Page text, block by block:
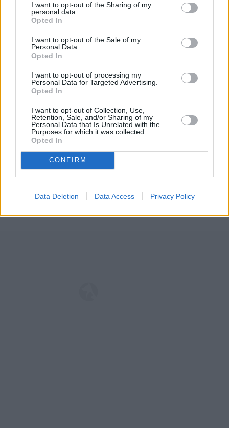
I want to opt-out of the Sharing of my
personal data.
Opted In
I want to opt-out of the Sale of my
Personal Data.
Opted In
I want to opt-out of processing my
Personal Data for Targeted Advertising.
Opted In
I want to opt-out of Collection, Use,
Retention, Sale, and/or Sharing of my
Personal Data that Is Unrelated with the
Purposes for which it was collected.
Opted In
CONFIRM
Data Deletion Data Access Privacy Policy
Popularne gnaty, które wasze babcie rzucały po
obiedzie ich psom są także szkodliwe. Jak wcześniej
wszystkożerne. Kość jest dla nich ciekawym
urozmaiceniem, o ile jest na nich mięso.
obgryzając z nich mięso, może przy okazji pozbyć się
kamienia z zębów. Nie można jednak dopuścić, żeby
zjadał kości i nie zależnie, czy są usmażone,
upieczone czy ugotowane.
REKLAMA